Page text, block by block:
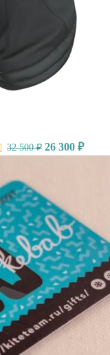
32 500₽ 26 300 ₽